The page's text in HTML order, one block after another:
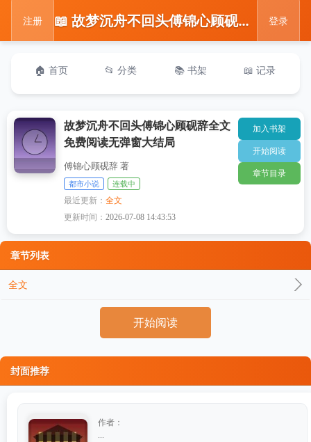
注册 📖 故梦沉舟不回头傅锦心顾砚辞全文免费阅读无弹窗大结局 登录
🏠 首页 📂 分类 📚 书架 📖 记录
故梦沉舟不回头傅锦心顾砚辞全文
免费阅读无弹窗大结局
傅锦心顾砚辞 著
都市小说 连载中
最近更新：全文
更新时间：2026-07-08 14:43:53
加入书架
开始阅读
章节目录
章节列表
全文
开始阅读
封面推荐
作者：